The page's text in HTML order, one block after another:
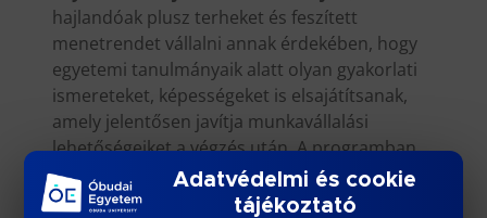
hajlandóak plusz terheket és feszített
menetrendet vállalni annak érdekében, hogy
egyetemi tanulmányaik alatt olyan gyakorlati
ismereteket, képességeket is elsajátítsanak,
amely jelentősen javítja munkavállalási
lehetőségeiket a végzés után. A programban
résztvevő diákok a duális program végén
olyan piacképes végzettséget szereznek,
Adatvédelmi és cookie
tájékoztató